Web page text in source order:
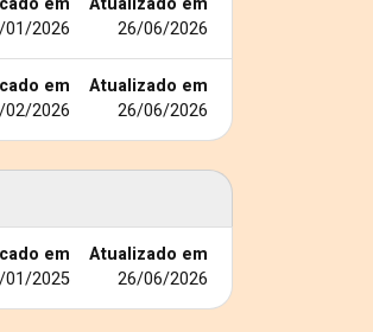
01/2026
26/06/2026
em
02/2026
Atualizado em
26/06/2026
em
01/2025
Atualizado em
26/06/2026